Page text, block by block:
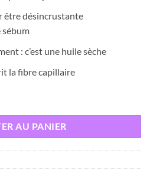
être désincrustante
sébum
: c’est une huile sèche
la fibre capillaire
AU PANIER